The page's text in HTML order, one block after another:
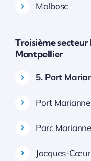
Malbosc
Troisième
Montpellier
5. Port
Port Marianne
Parc Marianne
Jacques-Cœur